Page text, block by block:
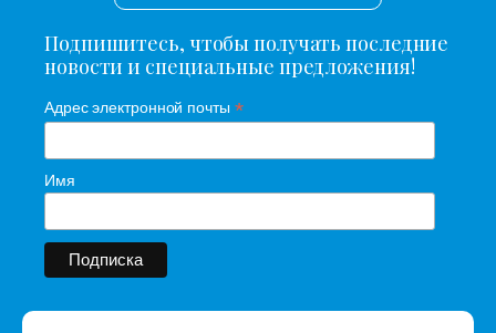
Подпишитесь, чтобы получать последние
новости и специальные предложения!
Адрес электронной почты *
Имя